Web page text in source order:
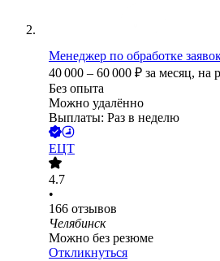
Менеджер по обработке
40 000 – 60 000 ₽ за месяц, на
Без опыта
Можно удалённо
Выплаты: Раз в неделю
ЕЦТ
4.7
•
166 отзывов
Челябинск
Можно без резюме
Откликнуться